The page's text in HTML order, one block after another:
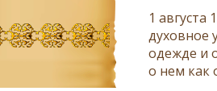
1
духовное
одежде и
о нем как